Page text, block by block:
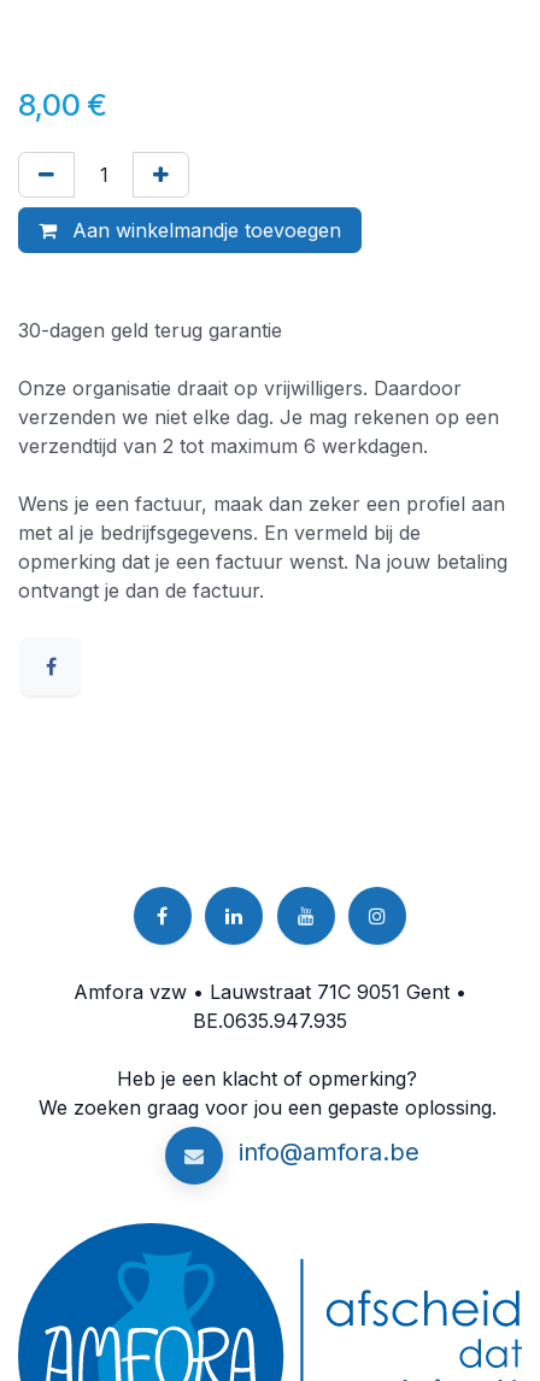
8,00 €
Aan winkelmandje toevoegen
30-dagen geld terug garantie
Onze organisatie draait op vrijwilligers. Daardoor
verzenden we niet elke dag. Je mag rekenen op een
verzendtijd van 2 tot maximum 6 werkdagen.
Wens je een factuur, maak dan zeker een profiel aan
met al je bedrijfsgegevens. En vermeld bij de
opmerking dat je een factuur wenst. Na jouw betaling
ontvangt je dan de factuur.
Amfora vzw • Lauwstraat 71C 9051 Gent •
BE.0635.947.935
Heb je een klacht of opmerking?
We zoeken graag voor jou een gepaste oplossing.
info@amfora.be